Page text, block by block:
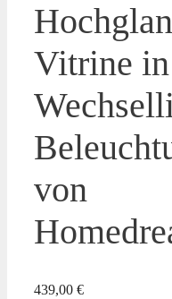
Vitrine
von
439,00 €